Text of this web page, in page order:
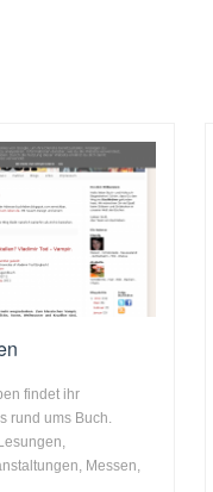
findet ihr
rund ums Buch.
Messen,